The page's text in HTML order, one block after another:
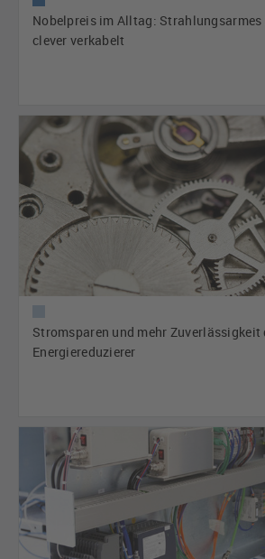
Nobelpreis im Alltag: Strahlungsarmes
clever verkabelt
Stromsparen und mehr Zuverlässigkeit
Energiereduzierer